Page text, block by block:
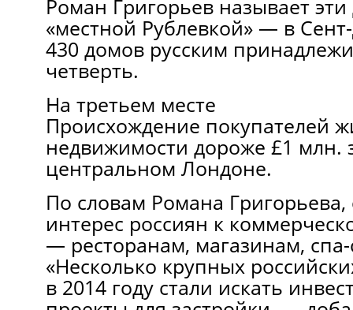
Роман Григорьев называет эти
«местной Рублевкой» — в
430 домов русским
четверть.
На третьем месте
Происхождение покупателей
недвижимости дороже £1 млн.
центральном Лондоне.
По словам Романа Григорьева,
интерес россиян к
— ресторанам, магазинам,
«Несколько крупных
в 2014 году стали искать